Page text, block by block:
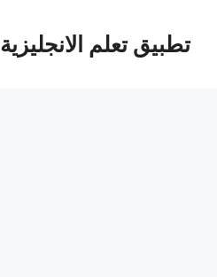
المحتوىتطبيق تعلم الانجليزية